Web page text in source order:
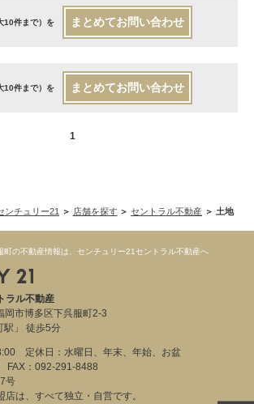
10件まで）を まとめてお問い合わせ
10件まで）を まとめてお問い合わせ
1
ンチュリー21 店舗を探す セントラル不動産 土地
町の不動産情報は、センチュリー21セントラル不動産へ
ラル不動産
市博多区下呉服町2-3
駅」 徒歩5分
定休日：水曜日、年末、年始、お盆
：092-291-8488
号
は、すべて独立・自営です。